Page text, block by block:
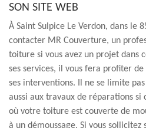
SON SITE WEB
À Saint Sulpice Le Verdon, dans le
contacter MR Couverture, un
toiture si vous avez un projet dans
ses services, il vous fera profiter
ses interventions. Il ne se limite
aussi aux travaux de réparations si
où votre toiture est couverte de
à un démoussage. Si vous sollicitez